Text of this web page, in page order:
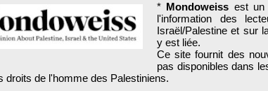
* Mondoweiss est un
l'information des
Israël/Palestine et sur
y est liée.
Ce site fournit des
pas disponibles dans
droits de l'homme des Palestiniens.